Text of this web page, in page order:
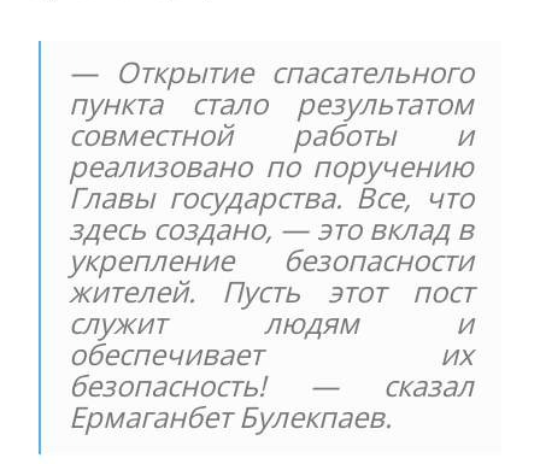
— Открытие спасательного
пункта стало результатом
совместной работы и
реализовано по поручению
Главы государства. Все, что
здесь создано, — это вклад в
укрепление безопасности
жителей. Пусть этот пост
служит людям и
обеспечивает их
безопасность! — сказал
Ермаганбет Булекпаев.